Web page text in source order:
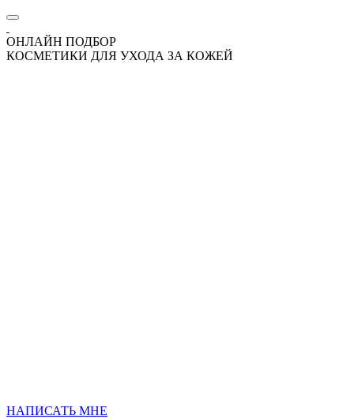
ОНЛАЙН ПОДБОР
КОСМЕТИКИ ДЛЯ УХОДА ЗА КОЖЕЙ
НАПИСАТЬ МНЕ